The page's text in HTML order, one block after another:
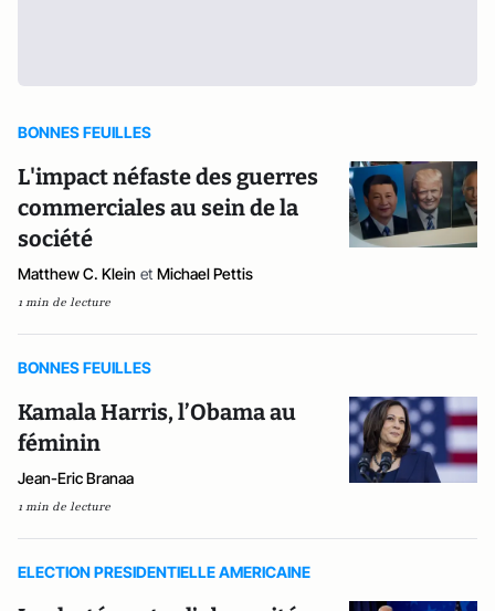
BONNES FEUILLES
L'impact néfaste des guerres
commerciales au sein de la
société
Matthew C. Klein et Michael Pettis
1 min de lecture
BONNES FEUILLES
Kamala Harris, l’Obama au
féminin
Jean-Eric Branaa
1 min de lecture
ELECTION PRESIDENTIELLE AMERICAINE